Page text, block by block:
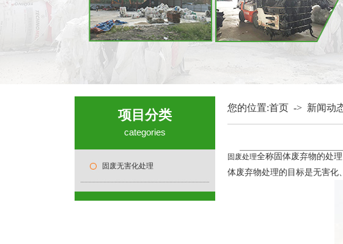
项目分类
categories
固废无害化处理
您的位置:首页 -> 新闻动
固废处理全称固体废弃物的处
体废弃物处理的目标是无害化